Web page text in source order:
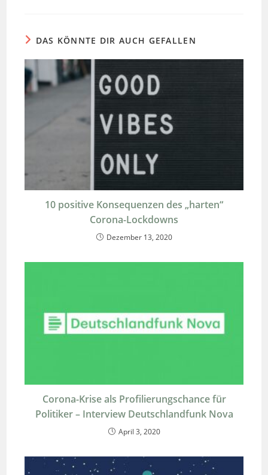
DAS KÖNNTE DIR AUCH GEFALLEN
10 positive Konsequenzen des „harten“
Corona-Lockdowns
Dezember 13, 2020
Corona-Krise als Profilierungschance für
Politiker – Interview Deutschlandfunk Nova
April 3, 2020